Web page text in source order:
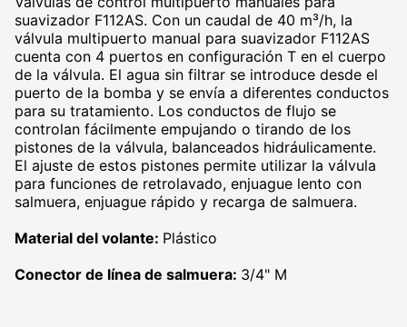
suavizador F112AS. Con un caudal de 40 m³/h, la
válvula multipuerto manual para suavizador F112AS
cuenta con 4 puertos en configuración T en el cuerpo
de la válvula. El agua sin filtrar se introduce desde el
puerto de la bomba y se envía a diferentes conductos
para su tratamiento. Los conductos de flujo se
controlan fácilmente empujando o tirando de los
pistones de la válvula, balanceados hidráulicamente.
El ajuste de estos pistones permite utilizar la válvula
para funciones de retrolavado, enjuague lento con
salmuera, enjuague rápido y recarga de salmuera.
Material del volante: Plástico
Conector de línea de salmuera: 3/4" M